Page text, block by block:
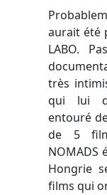
aurait été
LABO.
très
qui lui
entouré
de 5
NOMADS
Hongrie
films qui